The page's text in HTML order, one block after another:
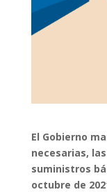
El Gobierno
necesarias,
suministros
octubre de